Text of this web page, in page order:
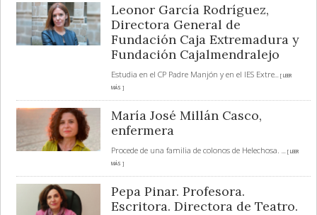
Leonor García Rodríguez,
Directora General de
Fundación Caja Extremadura y
Fundación Cajalmendralejo
Estudia en el CP Padre Manjón y en el IES Extre... [ LEER
MÁS ]
María José Millán Casco,
enfermera
Procede de una familia de colonos de Helechosa.
... [ LEER
MÁS ]
Pepa Pinar. Profesora.
Escritora. Directora de Teatro.